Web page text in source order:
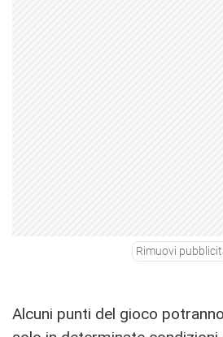
Rimuovi
Alcuni punti del gioco